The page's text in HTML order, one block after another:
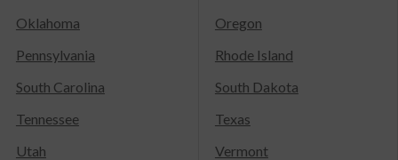
Oklahoma
Oregon
Pennsylvania
Rhode Island
South Carolina
South Dakota
Tennessee
Texas
Utah
Vermont